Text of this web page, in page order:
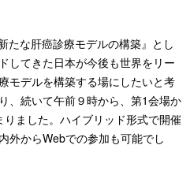
たな肝癌診療モデルの構築』とし
してきた日本が今後も世界をリー
モデルを構築する場にしたいと考
、続いて午前９時から、第1会場か
ました。ハイブリッド形式で開催
外からWebでの参加も可能でし